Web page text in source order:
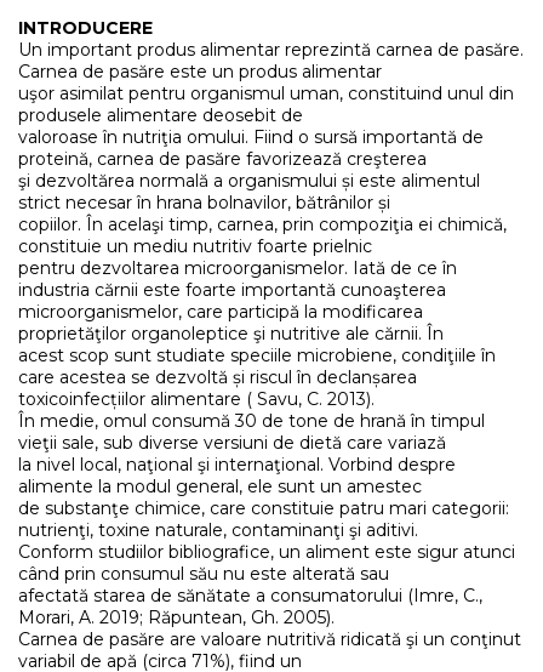
INTRODUCERE
Un important produs alimentar reprezintă carnea de pasăre.
Carnea de pasăre este un produs alimentar
uşor asimilat pentru organismul uman, constituind unul din
produsele alimentare deosebit de
valoroase în nutriţia omului. Fiind o sursă importantă de
proteină, carnea de pasăre favorizează creşterea
şi dezvoltărea normală a organismului și este alimentul
strict necesar în hrana bolnavilor, bătrânilor și
copiilor. În acelaşi timp, carnea, prin compoziţia ei chimică,
constituie un mediu nutritiv foarte prielnic
pentru dezvoltarea microorganismelor. Iată de ce în
industria cărnii este foarte importantă cunoaşterea
microorganismelor, care participă la modificarea
proprietăţilor organoleptice şi nutritive ale cărnii. În
acest scop sunt studiate speciile microbiene, condiţiile în
care acestea se dezvoltă și riscul în declanșarea
toxicoinfecțiilor alimentare ( Savu, C. 2013).
În medie, omul consumă 30 de tone de hrană în timpul
vieţii sale, sub diverse versiuni de dietă care variază
la nivel local, naţional şi internaţional. Vorbind despre
alimente la modul general, ele sunt un amestec
de substanţe chimice, care constituie patru mari categorii:
nutrienţi, toxine naturale, contaminanţi şi aditivi.
Conform studiilor bibliografice, un aliment este sigur atunci
când prin consumul său nu este alterată sau
afectată starea de sănătate a consumatorului (Imre, C.,
Morari, A. 2019; Răpuntean, Gh. 2005).
Carnea de pasăre are valoare nutritivă ridicată şi un conţinut
variabil de apă (circa 71%), fiind un